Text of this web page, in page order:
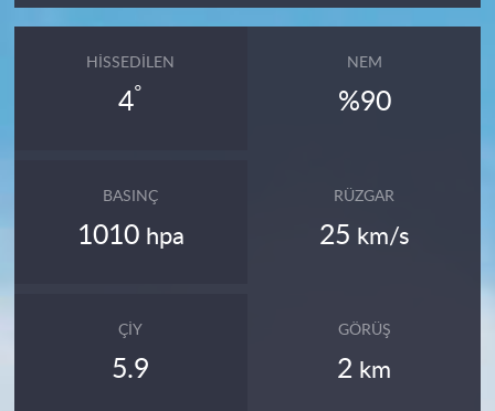
HISSEDILEN
4°
NEM
%90
BASINÇ
1010 hpa
RÜZGAR
25 km/s
ÇIY
5.9
GÖRÜŞ
2 km